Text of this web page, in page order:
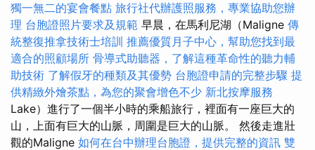
獨一無二的宴會餐點 旅行社代辦護照服務，專業協助您辦
理 台胞證照片要求及規範 早晨，在馬利尼湖（Maligne 傳
統整復推拿技術士培訓 推薦優質月子中心，幫助您找到最
適合的照顧場所 骨導式助聽器，了解這種革命性的聽力輔
助技術 了解假牙的種類及其優勢 台胞證申請的完整步驟 提
供精緻外燴茶點，為您的聚會增色不少 新北按摩服務
Lake）進行了一個半小時的乘船旅行，裡面有一座巨大的
山，上面有巨大的山脈，周圍是巨大的山脈。 然後走進壯
觀的Maligne 如何在台中辦理台胞證，提供完整的資訊 雙